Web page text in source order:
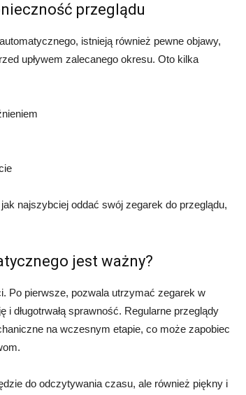
przeglądu
istnieją również pewne objawy,
upływem zalecanego okresu. Oto kilka
najszybciej oddać swój zegarek do przeglądu,
jest ważny?
Po pierwsze, pozwala utrzymać zegarek w
i długotrwałą sprawność. Regularne przeglądy
na wczesnym etapie, co może zapobiec
do odczytywania czasu, ale również piękny i